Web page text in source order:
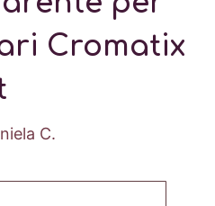
Cromatix
C.